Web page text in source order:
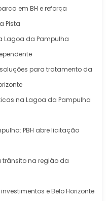
em BH e reforça
Pista
Lagoa da Pampulha
para tratamento da
na Lagoa da Pampulha
PBH abre licitação
trânsito na região da
e Belo Horizonte